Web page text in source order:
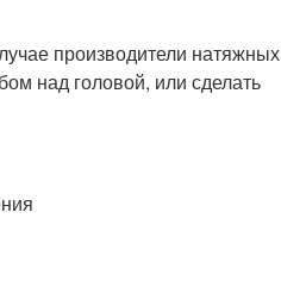
производители натяжных
над головой, или сделать